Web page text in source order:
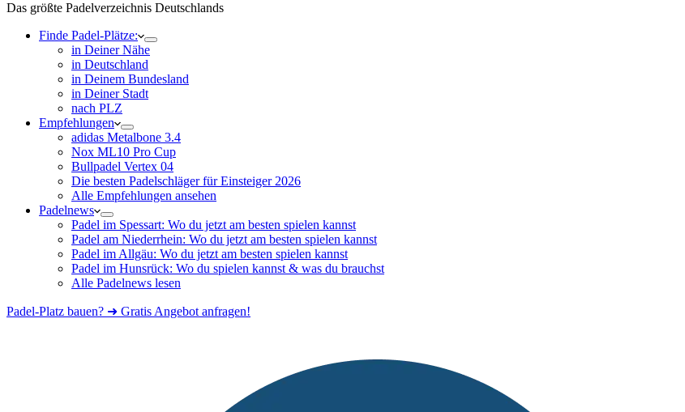
Das größte Padelverzeichnis Deutschlands
Finde Padel-Plätze:
in Deiner Nähe
in Deutschland
in Deinem Bundesland
in Deiner Stadt
nach PLZ
Empfehlungen
adidas Metalbone 3.4
Nox ML10 Pro Cup
Bullpadel Vertex 04
Die besten Padelschläger für Einsteiger 2026
Alle Empfehlungen ansehen
Padelnews
Padel im Spessart: Wo du jetzt am besten spielen kannst
Padel am Niederrhein: Wo du jetzt am besten spielen kannst
Padel im Allgäu: Wo du jetzt am besten spielen kannst
Padel im Hunsrück: Wo du spielen kannst & was du brauchst
Alle Padelnews lesen
Padel-Platz bauen? ➜ Gratis Angebot anfragen!